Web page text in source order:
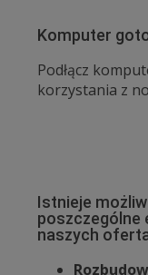
Komputer
Podłącz
korzystania z
Istnieje
poszczególne
naszych